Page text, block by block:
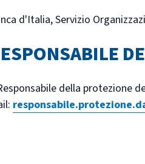
d'Italia, Servizio
della protezione